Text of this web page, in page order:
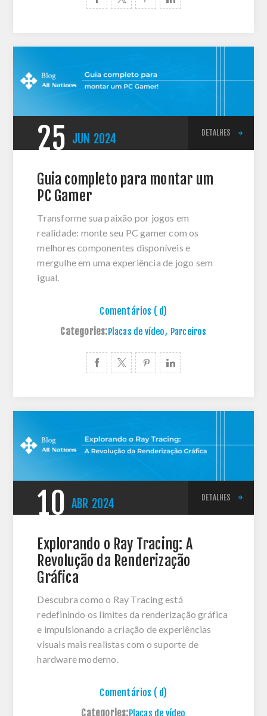
25 JUN 2024 DETALHES
Guia completo para montar um
PC Gamer
Transforme sua paixão por jogos em
realidade: monte seu PC gamer com os
melhores componentes disponíveis e
mergulhe em uma experiência de jogo sem
igual.
Comentários ( d)
Categories:Placas de vídeo, Parceiros
10 ABR 2024 DETALHES
Explorando o Ray Tracing: A
Revolução da Renderização
Gráfica
Descubra como o Ray Tracing está
redefinindo os limites da renderização gráfica
e impulsionando a criação de experiências
visuais mais realistas com o suporte de
hardware moderno.
Comentários ( d)
Categories:Placas de vídeo